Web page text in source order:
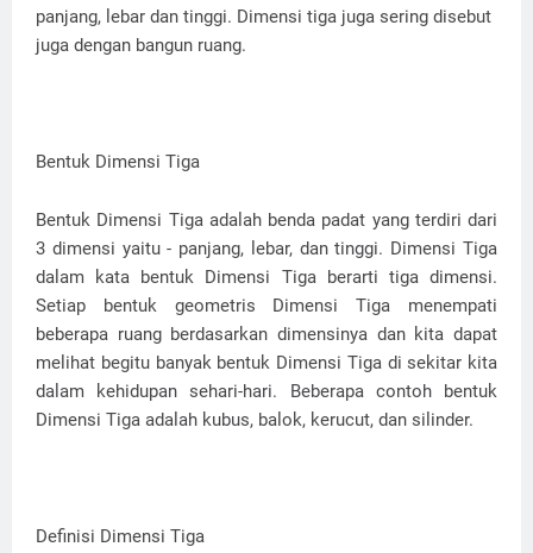
panjang, lebar dan tinggi. Dimensi tiga juga sering disebut
juga dengan bangun ruang.
Bentuk Dimensi Tiga
Bentuk Dimensi Tiga adalah benda padat yang terdiri dari
3 dimensi yaitu - panjang, lebar, dan tinggi. Dimensi Tiga
dalam kata bentuk Dimensi Tiga berarti tiga dimensi.
Setiap bentuk geometris Dimensi Tiga menempati
beberapa ruang berdasarkan dimensinya dan kita dapat
melihat begitu banyak bentuk Dimensi Tiga di sekitar kita
dalam kehidupan sehari-hari. Beberapa contoh bentuk
Dimensi Tiga adalah kubus, balok, kerucut, dan silinder.
Definisi Dimensi Tiga